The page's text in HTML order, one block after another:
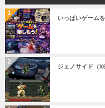
いっぱいゲーム
ジェノサイド（